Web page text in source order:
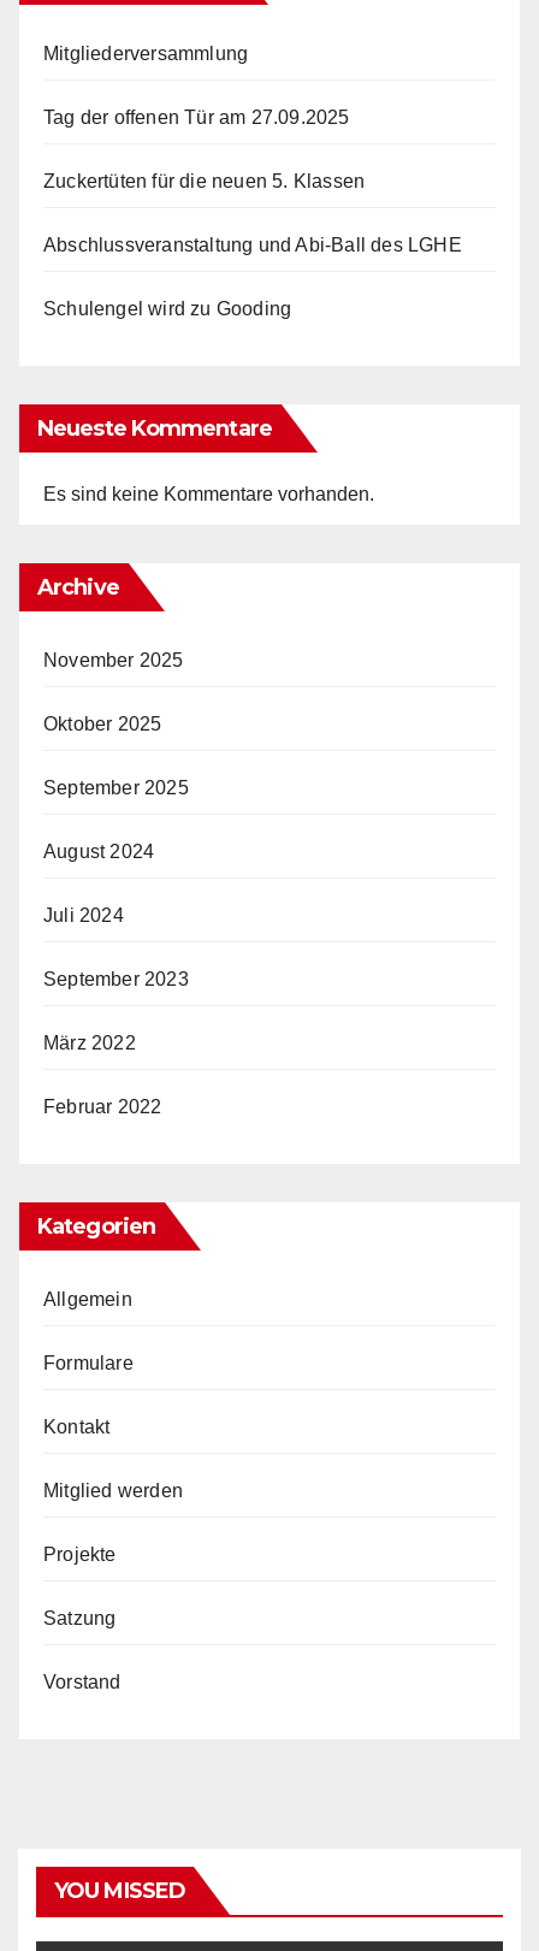
Mitgliederversammlung
Tag der offenen Tür am 27.09.2025
Zuckertüten für die neuen 5. Klassen
Abschlussveranstaltung und Abi-Ball des LGHE
Schulengel wird zu Gooding
Neueste Kommentare
Es sind keine Kommentare vorhanden.
Archive
November 2025
Oktober 2025
September 2025
August 2024
Juli 2024
September 2023
März 2022
Februar 2022
Kategorien
Allgemein
Formulare
Kontakt
Mitglied werden
Projekte
Satzung
Vorstand
YOU MISSED